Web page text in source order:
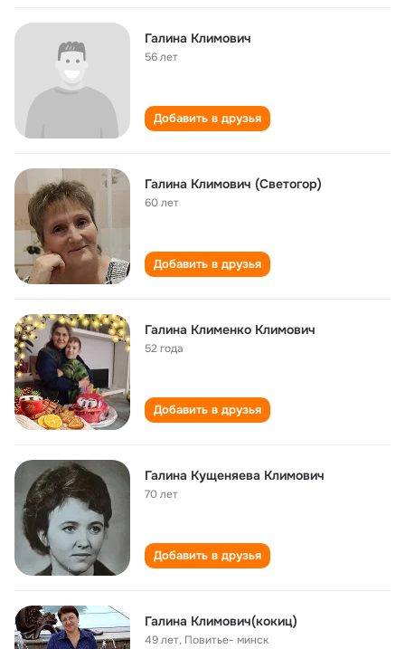
Галина Климович
56 лет
Добавить в друзья
Галина Климович (Светогор)
60 лет
Добавить в друзья
Галина Клименко Климович
52 года
Добавить в друзья
Галина Кущеняева Климович
70 лет
Добавить в друзья
Галина Климович(кокиц)
49 лет, Повитье- минск